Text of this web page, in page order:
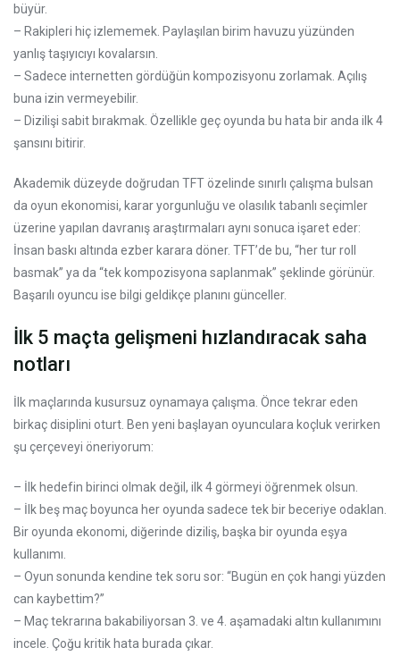
büyür.
– Rakipleri hiç izlememek. Paylaşılan birim havuzu yüzünden
yanlış taşıyıcıyı kovalarsın.
– Sadece internetten gördüğün kompozisyonu zorlamak. Açılış
buna izin vermeyebilir.
– Dizilişi sabit bırakmak. Özellikle geç oyunda bu hata bir anda ilk 4
şansını bitirir.
Akademik düzeyde doğrudan TFT özelinde sınırlı çalışma bulsan
da oyun ekonomisi, karar yorgunluğu ve olasılık tabanlı seçimler
üzerine yapılan davranış araştırmaları aynı sonuca işaret eder:
İnsan baskı altında ezber karara döner. TFT’de bu, “her tur roll
basmak” ya da “tek kompozisyona saplanmak” şeklinde görünür.
Başarılı oyuncu ise bilgi geldikçe planını günceller.
İlk 5 maçta gelişmeni hızlandıracak saha
notları
İlk maçlarında kusursuz oynamaya çalışma. Önce tekrar eden
birkaç disiplini oturt. Ben yeni başlayan oyunculara koçluk verirken
şu çerçeveyi öneriyorum:
– İlk hedefin birinci olmak değil, ilk 4 görmeyi öğrenmek olsun.
– İlk beş maç boyunca her oyunda sadece tek bir beceriye odaklan.
Bir oyunda ekonomi, diğerinde diziliş, başka bir oyunda eşya
kullanımı.
– Oyun sonunda kendine tek soru sor: “Bugün en çok hangi yüzden
can kaybettim?”
– Maç tekrarına bakabiliyorsan 3. ve 4. aşamadaki altın kullanımını
incele. Çoğu kritik hata burada çıkar.